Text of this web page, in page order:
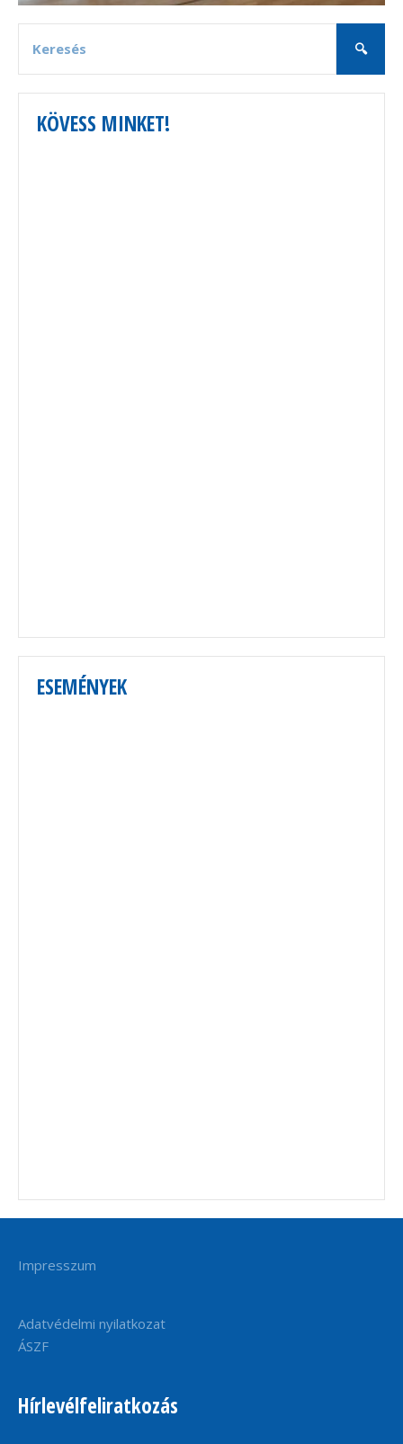
KÖVESS MINKET!
ESEMÉNYEK
Impresszum
Adatvédelmi nyilatkozat
ÁSZF
Hírlevélfeliratkozás